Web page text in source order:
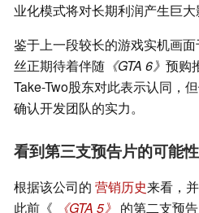
业化模式将对长期利润产生巨大
鉴于上一段较长的游戏实机画
丝正期待着伴随 《GTA 6》 预购
Take-Two股东对此表示认同，
确认开发团队的实力。
看到第三支预告片的可能性
根据该公司的 营销历史来看，
此前《
《GTA 5》 的第二支预